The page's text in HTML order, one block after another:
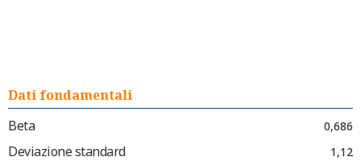
Dati fondamentali
Beta
0,686
Deviazione standard 1,12